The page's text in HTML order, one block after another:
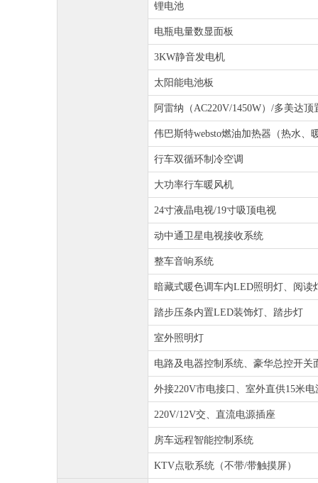
锂电池
电瓶电量数显面板
3KW静音发电机
太阳能电池板
阿雷纳（AC220V/1450W）/多美达
伟巴斯特websto燃油加热器（热水、
行车双循环制冷空调
大功率行车暖风机
24寸液晶电视/19寸吸顶电视
动中通卫星电视接收系统
整车音响系统
暗藏式暖色调车内LED照明灯、阅读
踏步压条内置LED装饰灯、踏步灯
室外照明灯
电路及电器控制系统、豪华总控开关
外接220V市电接口、室外直供15米电
220V/12V交、直流电源插座
房车远程智能控制系统
KTV点歌系统（不带/带触摸屏）